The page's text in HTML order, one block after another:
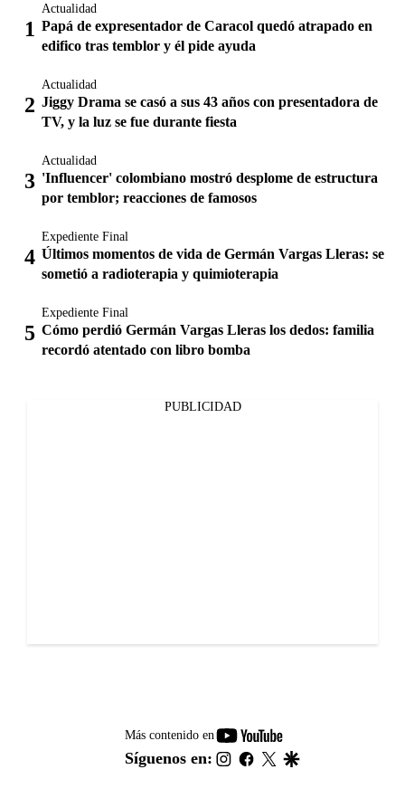
Actualidad
Papá de expresentador de Caracol quedó atrapado en
edifico tras temblor y él pide ayuda
Actualidad
Jiggy Drama se casó a sus 43 años con presentadora de
TV, y la luz se fue durante fiesta
Actualidad
'Influencer' colombiano mostró desplome de estructura
por temblor; reacciones de famosos
Expediente Final
Últimos momentos de vida de Germán Vargas Lleras: se
sometió a radioterapia y quimioterapia
Expediente Final
Cómo perdió Germán Vargas Lleras los dedos: familia
recordó atentado con libro bomba
PUBLICIDAD
Más contenido en
youtube-
footer
Síguenos en: instagram
facebook
twitter